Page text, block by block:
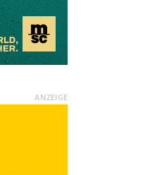
ANZEIGE